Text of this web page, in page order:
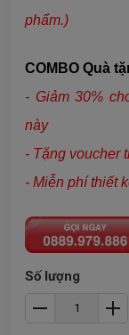
phẩm.)
COMBO Quà
- Giảm 30%
này
- Tặng voucher
- Miễn phí thiết
Số lượng